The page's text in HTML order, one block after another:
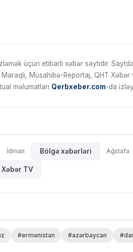
üçün etibarlı xəbər saytıdır. Saytda
Müsahibə-Reportaj, QHT
məlumatları Qerbxeber.com-da
İdman Bölgə xəbərləri Ağstafa
Xəbər TV
#ermənistan #azərbaycan